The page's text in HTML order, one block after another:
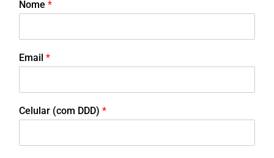
Nome *
Email *
Celular (com DDD) *